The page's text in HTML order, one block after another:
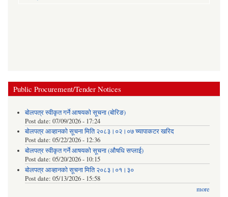
Public Procurement/Tender Notices
बोलपत्र स्वीकृत गर्ने आषयको सूचना (बोरिङ)
Post date: 07/09/2026 - 17:24
बोलपत्र आव्हानको सूचना मिति २०८३।०२।०७ च्यापाकटर खरिद
Post date: 05/22/2026 - 12:36
बोलपत्र स्वीकृत गर्ने आषयको सूचना (औषधि सप्लाई)
Post date: 05/20/2026 - 10:15
बोलपत्र आव्हानको सूचना मिति २०८३।०१।३०
Post date: 05/13/2026 - 15:58
more